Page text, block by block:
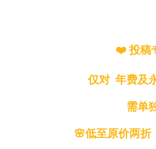
❤️ 投
仅对 年费及
需单
🌸低至原价两折